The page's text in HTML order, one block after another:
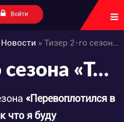
Войти
» Тизер 2-го сезона «Tensei shitara Dainana Ouji Datta node, Kimama ni Majutsu wo Kiwamemasu»
Тизер 2-го сезона «Tensei shitara Dainana Ouji Datta node, Kimama ni Majutsu wo Kiwamemasu»
«Перевоплотился в
что я буду